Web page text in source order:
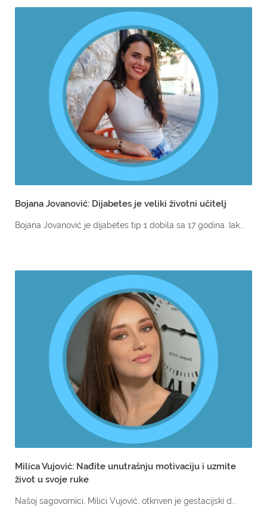
Bojana Jovanović: Dijabetes je veliki životni učitelj
Bojana Jovanović je dijabetes tip 1 dobila sa 17 godina. Iak...
Milica Vujović: Nađite unutrašnju motivaciju i uzmite
život u svoje ruke
Našoj sagovornici, Milici Vujović, otkriven je gestacijski d...